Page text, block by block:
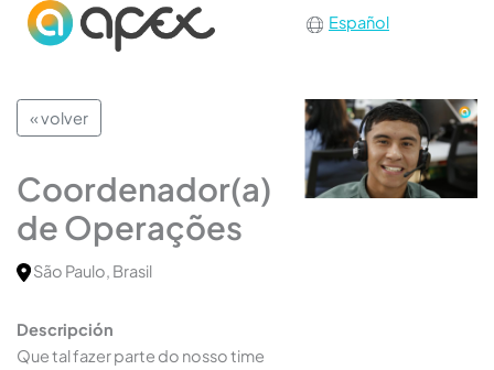
Español
« volver
Coordenador(a)
de Operações
São Paulo, Brasil
Descripción
Que tal fazer parte do nosso time